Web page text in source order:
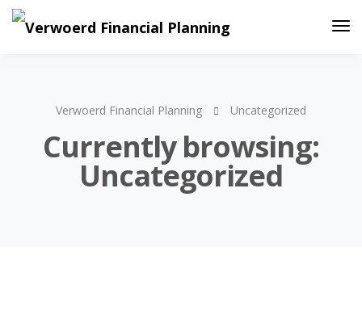
Verwoerd Financial Planning Uncategorized
Currently browsing:
Uncategorized